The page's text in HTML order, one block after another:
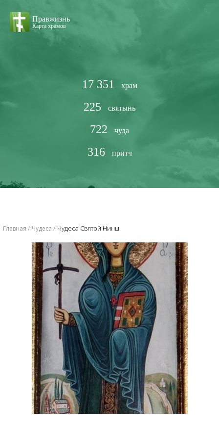
Правжизнь
Карта храмов
17 351 храм
225 святынь
722 чуда
316 притч
Главная Чудеса Чудеса Святой Нины